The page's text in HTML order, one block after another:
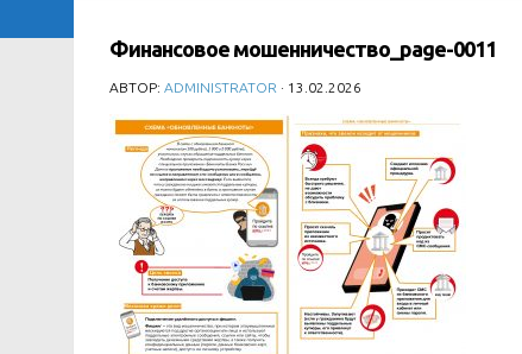
Финансовое мошенничество_page-0011
АВТОР: ADMINISTRATOR · 13.02.2026